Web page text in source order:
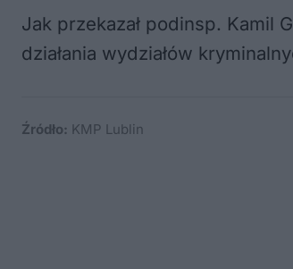
Jak przekazał podinsp. Kamil
działania wydziałów
Źródło: KMP Lublin